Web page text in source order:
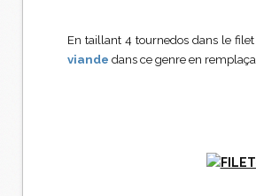
En taillant 4 tournedos dans le
viande dans ce genre en